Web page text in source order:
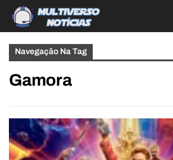
Navegação Na Tag
Gamora